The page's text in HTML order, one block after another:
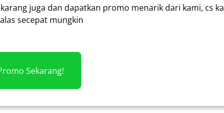
juga dan dapatkan promo menarik dari kami, cs
secepat mungkin
Sekarang!